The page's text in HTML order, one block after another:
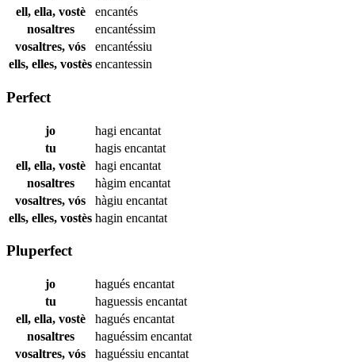
ell, ella, vostè
encantés
nosaltres
encantéssim
vosaltres, vós
encantéssiu
ells, elles, vostès encantessin
Perfect
jo hagi encantat
tu
hagis encantat
ell, ella, vostè
hagi encantat
nosaltres
hàgim encantat
vosaltres, vós
hàgiu encantat
ells, elles, vostès hagin encantat
Pluperfect
jo hagués encantat
tu
haguessis encantat
ell, ella, vostè
hagués encantat
nosaltres
haguéssim encantat
vosaltres, vós
haguéssiu encantat